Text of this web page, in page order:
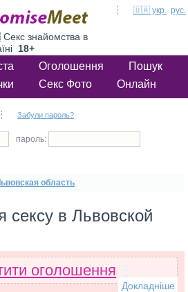
знайомства в
18+
Оголошення
Пошук
Секс Фото Онлайн
Забули пароль?
пароль:
🇺🇦 укр. рус.
область
сексу в Львовской
оголошення
Докладніше